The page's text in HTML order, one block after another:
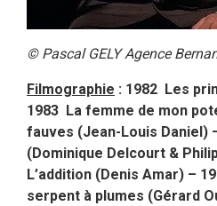
© Pascal GELY Agence
Filmographie : 1982 Les
1983 La femme de mon
fauves (Jean-Louis Daniel)
(Dominique Delcourt &
L’addition (Denis Amar) –
serpent à plumes (Gérard